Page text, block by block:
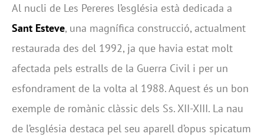
Al nucli de Les Pereres l’església està dedicada a
Sant Esteve, una magnífica construcció, actualment
restaurada des del 1992, ja que havia estat molt
afectada pels estralls de la Guerra Civil i per un
esfondrament de la volta al 1988. Aquest és un bon
exemple de romànic clàssic dels Ss. XII-XIII. La nau
de l’església destaca pel seu aparell d’opus spicatum